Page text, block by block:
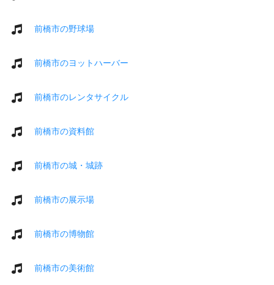
前橋市の野球場
前橋市のヨットハーバー
前橋市のレンタサイクル
前橋市の資料館
前橋市の城・城跡
前橋市の展示場
前橋市の博物館
前橋市の美術館